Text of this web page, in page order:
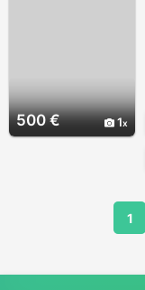
500 € 1
1